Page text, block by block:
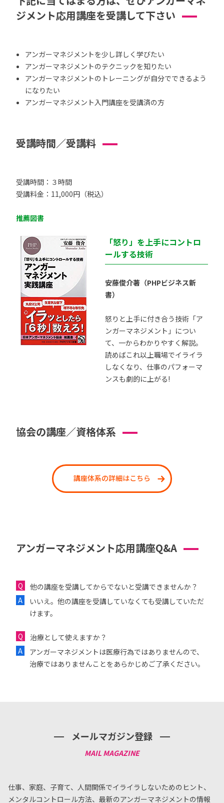
ジメント応用講座を受講して下さい
アンガーマネジメントを少し詳しく学びたい
アンガーマネジメントのテクニックを知りたい
アンガーマネジメントのトレーニングが自分でできるよう
になりたい
アンガーマネジメント入門講座を受講済の方
受講時間／受講料
受講時間：３時間
受講料金：11,000円（税込）
推薦図書
「怒り」を上手にコントロ
ールする技術
安藤俊介著（PHPビジネス新
書）
怒りと上手に付き合う技術「ア
ンガーマネジメント」につい
て、一からわかりやすく解説。
読めばこれ以上職場でイライラ
しなくなり、仕事のパフォーマ
ンスも劇的に上がる!
協会の講座／資格体系
講座体系の詳細はこちら
アンガーマネジメント応用講座Q&A
他の講座を受講してからでないと受講できませんか？
いいえ。他の講座を受講していなくても受講していただ
けます。
治療として使えますか？
アンガーマネジメントは医療行為ではありませんので、
治療ではありませんことをあらかじめご了承ください。
メールマガジン登録
仕事、家庭、子育て、人間関係でイライラしないためのヒント、
メンタルコントロール方法、 最新のアンガーマネジメントの情報